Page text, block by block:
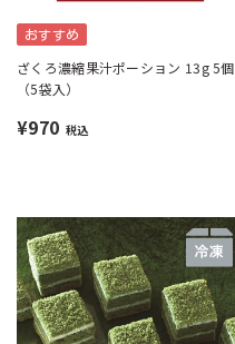
おすすめ
ざくろ濃縮果汁ポーション 13g 5個
（5袋入）
¥970 税込